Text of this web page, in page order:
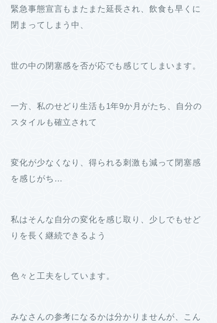
緊急事態宣言もまたまた延長され、飲食も早くに
閉まってしまう中、
世の中の閉塞感を否が応でも感じてしまいます。
一方、私のせどり生活も1年9か月がたち、自分の
スタイルも確立されて
変化が少なくなり、得られる刺激も減って閉塞感
を感じがち…
私はそんな自分の変化を感じ取り、少しでもせど
りを長く継続できるよう
色々と工夫をしています。
みなさんの参考になるかは分かりませんが、こん